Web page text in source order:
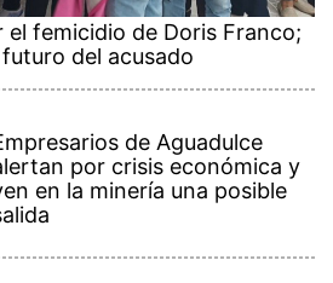
el femicidio de Doris Franco;
del acusado
de Aguadulce
por crisis económica y
en la minería una posible